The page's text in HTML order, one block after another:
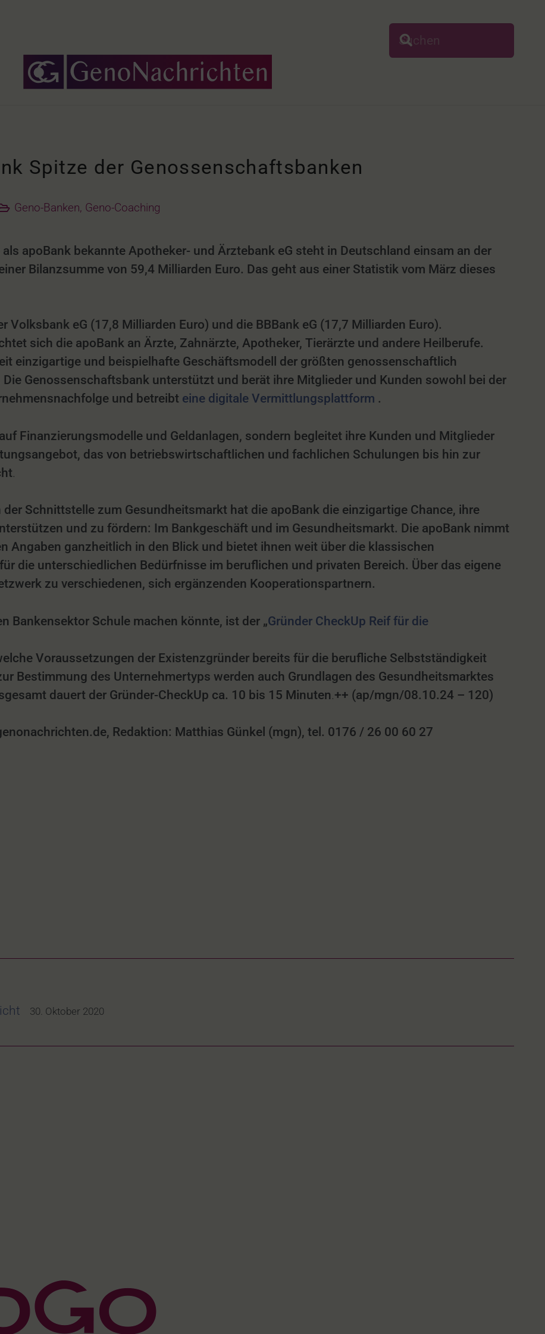
Spitze der Genossenschaftsbanken
Geno-Banken, Geno-Coaching
apoBank bekannte Apotheker- und Ärztebank eG steht in Deutschland einsam an der
Bilanzsumme von 59,4 Milliarden Euro. Das geht aus einer Statistik vom März dieses
Volksbank eG (17,8 Milliarden Euro) und die BBBank eG (17,7 Milliarden Euro).
sich die apoBank an Ärzte, Zahnärzte, Apotheker, Tierärzte und andere Heilberufe.
einzigartige und beispielhafte Geschäftsmodell der größten genossenschaftlich
Genossenschaftsbank unterstützt und berät ihre Mitglieder und Kunden sowohl bei der
und betreibt eine digitale Vermittlungsplattform .
Finanzierungsmodelle und Geldanlagen, sondern begleitet ihre Kunden und Mitglieder
das von betriebswirtschaftlichen und fachlichen Schulungen bis hin zur
.
Schnittstelle zum Gesundheitsmarkt hat die apoBank die einzigartige Chance, ihre
und zu fördern: Im Bankgeschäft und im Gesundheitsmarkt. Die apoBank nimmt
Angaben ganzheitlich in den Blick und bietet ihnen weit über die klassischen
die unterschiedlichen Bedürfnisse im beruflichen und privaten Bereich. Über das eigene
zu verschiedenen, sich ergänzenden Kooperationspartnern.
Bankensektor Schule machen könnte, ist der „Gründer CheckUp Reif für die
Voraussetzungen der Existenzgründer bereits für die berufliche Selbstständigkeit
Bestimmung des Unternehmertyps werden auch Grundlagen des Gesundheitsmarktes
dauert der Gründer-CheckUp ca. 10 bis 15 Minuten.++ (ap/mgn/08.10.24 – 120)
Redaktion: Matthias Günkel (mgn), tel. 0176 / 26 00 60 27
30. Oktober 2020